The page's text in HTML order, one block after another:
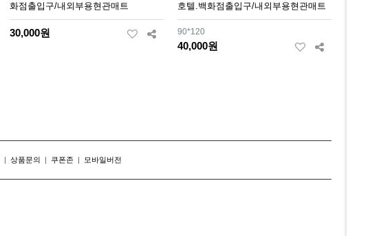
화점출입구/내외부용현관매트
30,000원
호텔.백화점출입구/내외부용현관매트
90*120
40,000원
| 상품문의 | 쿠폰존 | 모바일버전